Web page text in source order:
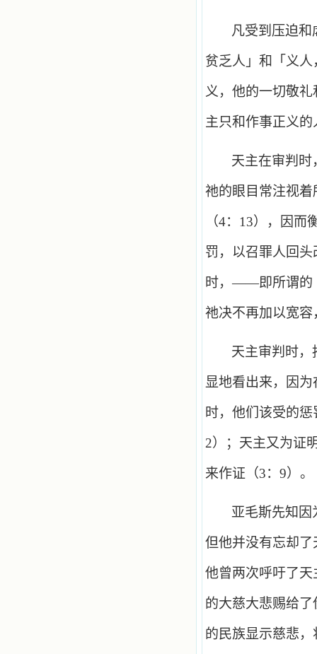
凡受到压迫
贫乏人」和「义
义，他的一切敬
主只和作事正义
天主在审判时
祂的眼目常注视
（4： 13），因而
罚，以召罪人回
时，——即所谓的
祂决不再加以宽
天主审判时，
显地看出来，因
时，他们该受的
2）；天主又为证
来作证（3： 9）。
亚毛斯先知因
但他并没有忘却
他曾两次呼吁了
的大慈大悲赐给
的民族显示慈悲